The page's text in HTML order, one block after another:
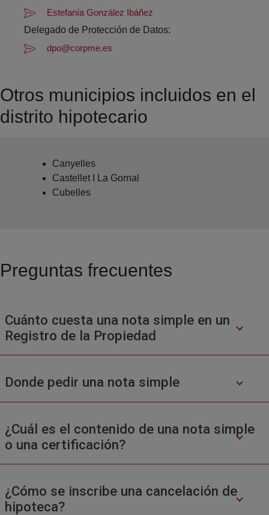
Estefanía González Ibáñez
Delegado de Protección de Datos:
dpo@corpme.es
Otros municipios incluidos en el
distrito hipotecario
Canyelles
Castellet I La Gornal
Cubelles
Preguntas frecuentes
Cuánto cuesta una nota simple en un
Registro de la Propiedad
Donde pedir una nota simple
¿Cuál es el contenido de una nota simple
o una certificación?
¿Cómo se inscribe una cancelación de
hipoteca?